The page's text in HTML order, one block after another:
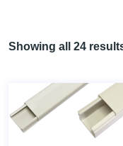
Showing all 24